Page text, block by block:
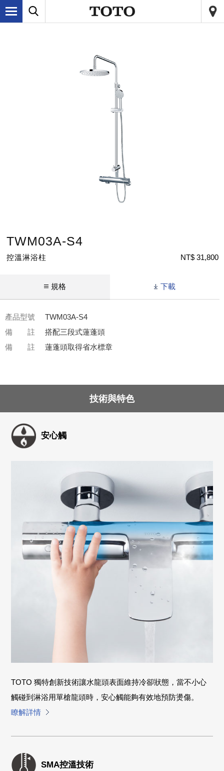
TWM03A-S4
控溫淋浴柱 NT$ 31,800
規格 下載
產品型號
TWM03A-S4
備 註
搭配三段式蓮蓬頭
備 註
蓮蓬頭取得省水標章
技術與特色
安心觸
TOTO 獨特創新技術讓水龍頭表面維持冷卻狀態，當不小心
觸碰到淋浴用單槍龍頭時，安心觸能夠有效地預防燙傷。
瞭解詳情
SMA控溫技術